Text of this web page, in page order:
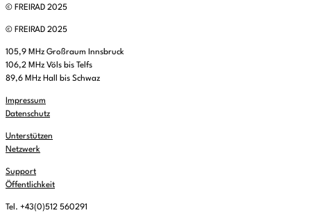
© FREIRAD 2025
© FREIRAD 2025
105,9 MHz Großraum Innsbruck
106,2 MHz Völs bis Telfs
89,6 MHz Hall bis Schwaz
Impressum
Datenschutz
Unterstützen
Netzwerk
Support
Öffentlichkeit
Tel. +43(0)512 560291